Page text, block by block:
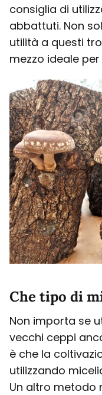
consiglia di
abbattuti. Non
utilità a questi
mezzo ideale
Che tipo di
Non importa se
vecchi ceppi
è che la
utilizzando
Un altro metodo